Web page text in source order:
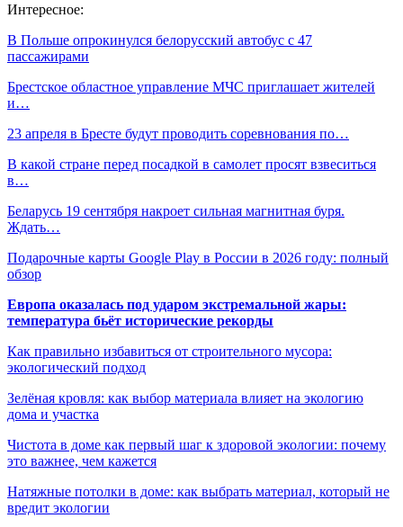
Интересное:
В Польше опрокинулся белорусский автобус с 47
пассажирами
Брестское областное управление МЧС приглашает жителей
и…
23 апреля в Бресте будут проводить соревнования по…
В какой стране перед посадкой в самолет просят взвеситься
в…
Беларусь 19 сентября накроет сильная магнитная буря.
Ждать…
Подарочные карты Google Play в России в 2026 году: полный
обзор
Европа оказалась под ударом экстремальной жары:
температура бьёт исторические рекорды
Как правильно избавиться от строительного мусора:
экологический подход
Зелёная кровля: как выбор материала влияет на экологию
дома и участка
Чистота в доме как первый шаг к здоровой экологии: почему
это важнее, чем кажется
Натяжные потолки в доме: как выбрать материал, который не
вредит экологии